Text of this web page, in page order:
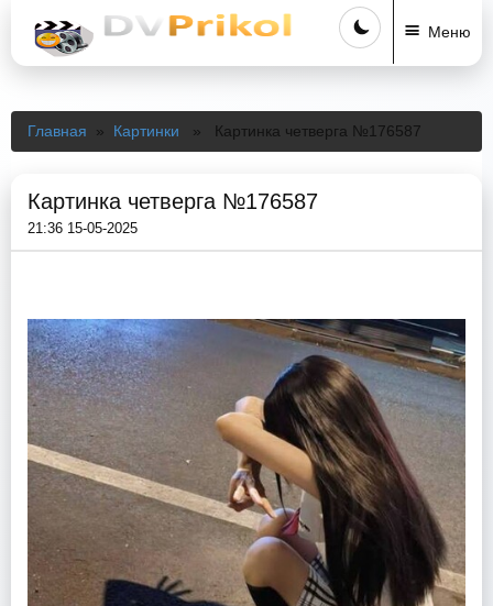
Меню
Главная » Картинки » Картинка четверга №176587
Картинка четверга №176587
21:36 15-05-2025